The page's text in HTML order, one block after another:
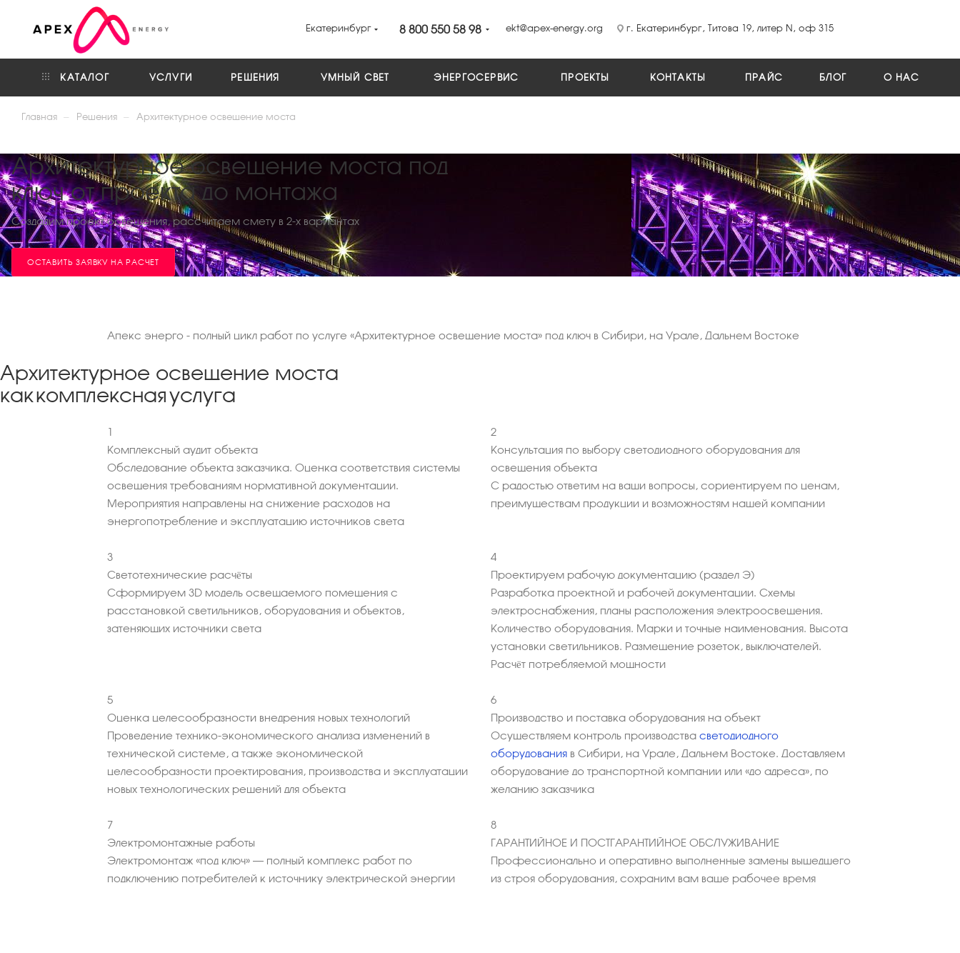
Екатеринбург 8 800 550 58 98 ekt@apex-energy.org г. Екатеринбург, Титова 19, литер N, оф 315
КАТАЛОГ УСЛУГИ РЕШЕНИЯ УМНЫЙ СВЕТ ЭНЕРГОСЕРВИС ПРОЕКТЫ КОНТАКТЫ ПРАЙС БЛОГ О НАС
Главная — Решения — Архитектурное освещение моста
Архитектурное освещение моста под
ключ от проекта до монтажа
Создадим проект освещения, рассчитаем смету в 2-х вариантах
ОСТАВИТЬ ЗАЯВКУ НА РАСЧЕТ
Апекс энерго - полный цикл работ по услуге «Архитектурное освещение моста» под ключ в Сибири, на Урале, Дальнем Востоке
Архитектурное освещение моста
как комплексная услуга
1
Комплексный аудит объекта
Обследование объекта заказчика. Оценка соответствия системы
освещения требованиям нормативной документации.
Мероприятия направлены на снижение расходов на
энергопотребление и эксплуатацию источников света
2
Консультация по выбору светодиодного оборудования для
освещения объекта
С радостью ответим на ваши вопросы, сориентируем по ценам,
преимуществам продукции и возможностям нашей компании
3
Светотехнические расчёты
Сформируем 3D модель освещаемого помещения с
расстановкой светильников, оборудования и объектов,
затеняющих источники света
4
Проектируем рабочую документацию (раздел Э)
Разработка проектной и рабочей документации. Схемы
электроснабжения, планы расположения электроосвещения.
Количество оборудования. Марки и точные наименования. Высота
установки светильников. Размещение розеток, выключателей.
Расчёт потребляемой мощности
5
Оценка целесообразности внедрения новых технологий
Проведение технико-экономического анализа изменений в
технической системе, а также экономической
целесообразности проектирования, производства и эксплуатации
новых технологических решений для объекта
6
Производство и поставка оборудования на объект
Осуществляем контроль производства светодиодного
оборудования в Сибири, на Урале, Дальнем Востоке. Доставляем
оборудование до транспортной компании или «до адреса», по
желанию заказчика
7
Электромонтажные работы
Электромонтаж «под ключ» – полный комплекс работ по
подключению потребителей к источнику электрической энергии
8
ГАРАНТИЙНОЕ И ПОСТГАРАНТИЙНОЕ ОБСЛУЖИВАНИЕ
Профессионально и оперативно выполненные замены вышедшего
из строя оборудования, сохраним вам ваше рабочее время